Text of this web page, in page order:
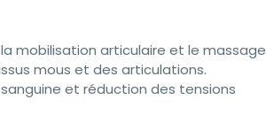
mobilisation articulaire et le massage
mous et des articulations.
et réduction des tensions